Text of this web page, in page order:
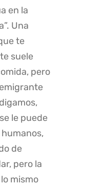
en la
Una
te
suele
pero
le puede
de
pero la
mismo